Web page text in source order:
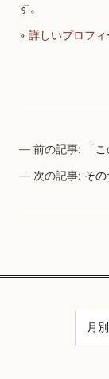
す。
» 詳しいプロフ
前の記事:
「
次の記事: そ